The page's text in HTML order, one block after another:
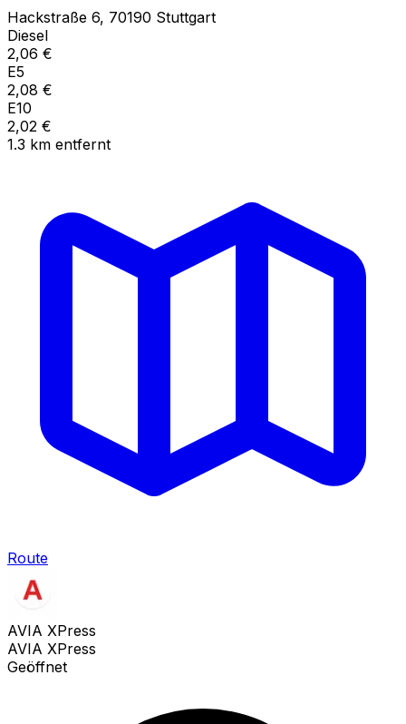
Hackstraße 6, 70190 Stuttgart
Diesel
2,06 €
E5
2,08 €
E10
2,02 €
1.3 km entfernt
Route
AVIA XPress
AVIA XPress
Geöffnet